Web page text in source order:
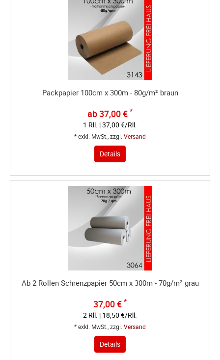
Packpapier 100cm x 300m - 80g/m² braun
ab 37,00 € *
1 Rll. | 37,00 €/Rll.
* exkl. MwSt., zzgl. Versand
Details
Ab 2 Rollen Schrenzpapier 50cm x 300m - 70g/m² grau
37,00 € *
2 Rll. | 18,50 €/Rll.
* exkl. MwSt., zzgl. Versand
Details